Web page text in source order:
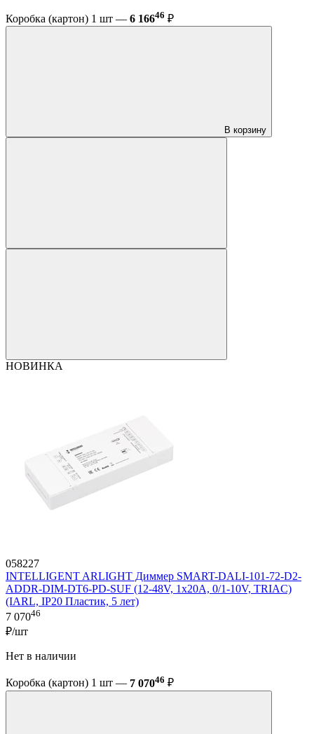
Коробка (картон) 1 шт — 6 16646 ₽
В корзину
НОВИНКА
058227
INTELLIGENT ARLIGHT Диммер SMART-DALI-101-72-D2-
ADDR-DIM-DT6-PD-SUF (12-48V, 1x20A, 0/1-10V, TRIAC)
(IARL, IP20 Пластик, 5 лет)
7 07046
₽/шт
Нет в наличии
Коробка (картон) 1 шт — 7 07046 ₽